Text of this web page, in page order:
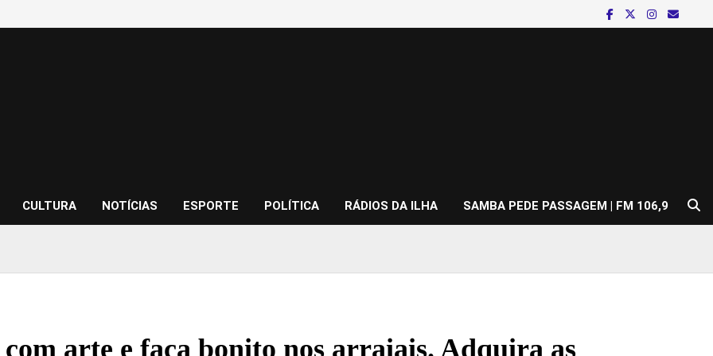
CULTURA NOTÍCIAS ESPORTE POLÍTICA RÁDIOS DA ILHA SAMBA PEDE PASSAGEM | FM 106,9
com arte e faça bonito nos arraiais. Adquira as